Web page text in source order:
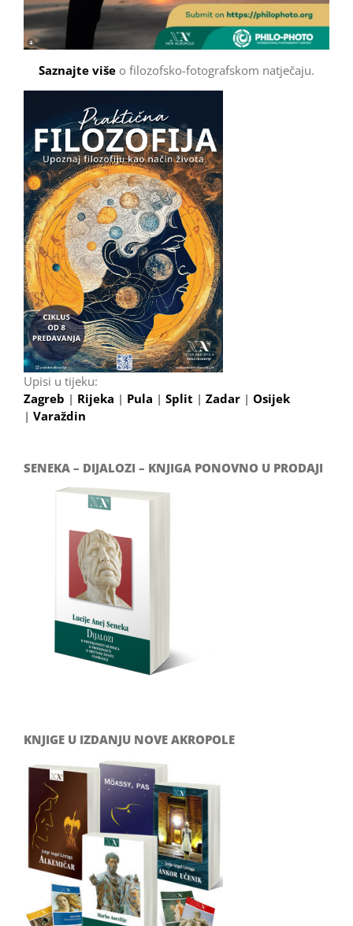
Saznajte više o filozofsko-fotografskom natječaju.
Upisi u tijeku:
Zagreb | Rijeka | Pula | Split | Zadar | Osijek
| Varaždin
SENEKA – DIJALOZI – KNJIGA PONOVNO U PRODAJI
KNJIGE U IZDANJU NOVE AKROPOLE